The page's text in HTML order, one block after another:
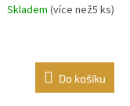
Skladem (více než5 ks)
Do košíku